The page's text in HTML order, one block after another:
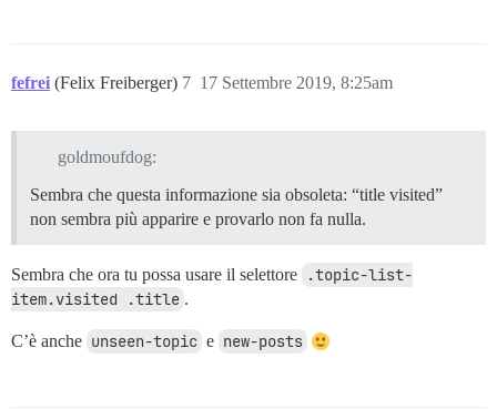
fefrei (Felix Freiberger) 17 Settembre 2019, 8:25am
7
goldmoufdog:
Sembra che questa informazione sia obsoleta: “title visited”
non sembra più apparire e provarlo non fa nulla.
Sembra che ora tu possa usare il selettore
.topic-list-
item.visited .title .
C’è anche unseen-topic e new-posts